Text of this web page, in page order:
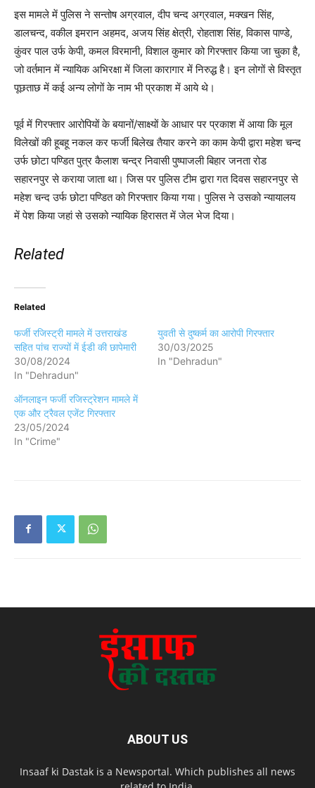
इस मामले में पुलिस ने सन्तोष अग्रवाल, दीप चन्द अग्रवाल, मक्खन सिंह,
डालचन्द, वकील इमरान अहमद, अजय सिंह क्षेत्री, रोहताश सिंह, विकास पाण्डे,
कुंवर पाल उर्फ केपी, कमल विरमानी, विशाल कुमार को गिरफ्तार किया जा चुका है,
जो वर्तमान में न्यायिक अभिरक्षा में जिला कारागार में निरुद्ध है। इन लोगों से विस्तृत
पूछताछ में कई अन्य लोगों के नाम भी प्रकाश में आये थे।
पूर्व में गिरफ्तार आरोपियों के बयानों/साक्ष्यों के आधार पर प्रकाश में आया कि मूल
विलेखों की हूबहू नकल कर फर्जी बिलेख तैयार करने का काम केपी द्वारा महेश चन्द
उर्फ छोटा पण्डित पुत्र कैलाश चन्द्र निवासी पुष्पाजली बिहार जनता रोड
सहारनपुर से कराया जाता था। जिस पर पुलिस टीम द्वारा गत दिवस सहारनपुर से
महेश चन्द उर्फ छोटा पण्डित को गिरफ्तार किया गया। पुलिस ने उसको न्यायालय
में पेश किया जहां से उसको न्यायिक हिरासत में जेल भेज दिया।
Related
Related
फर्जी रजिस्ट्री मामले में उत्तराखंड
सहित पांच राज्यों में ईडी की छापेमारी
30/08/2024
In "Dehradun"
युवती से दुष्कर्म का आरोपी गिरफ्तार
30/03/2025
In "Dehradun"
ऑनलाइन फर्जी रजिस्ट्रेशन मामले में
एक और ट्रैवल एजेंट गिरफ्तार
23/05/2024
In "Crime"
ABOUT US
Insaaf ki Dastak is a Newsportal. Which publishes all news